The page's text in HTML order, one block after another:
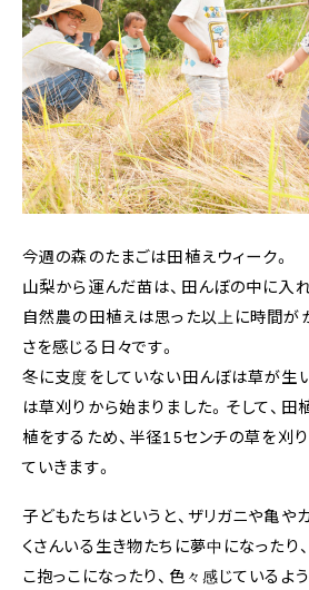
今週の森のたまごは田植えウィーク。
山梨から運んだ苗は、田んぼの中に入れ
自然農の田植えは思った以上に時間が
さを感じる日々です。
冬に支度をしていない田んぼは草が生
は草刈りから始まりました。そして、田
植をするため、半径15センチの草を刈
ていきます。
子どもたちはというと、ザリガニや亀や
くさんいる生き物たちに夢中になったり
こ抱っこになったり、色々感じているよう